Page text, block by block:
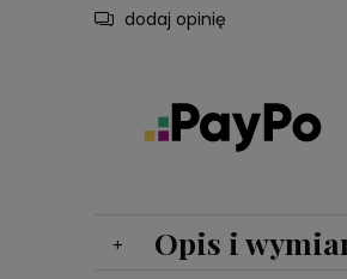
dodaj opinię
Opis i